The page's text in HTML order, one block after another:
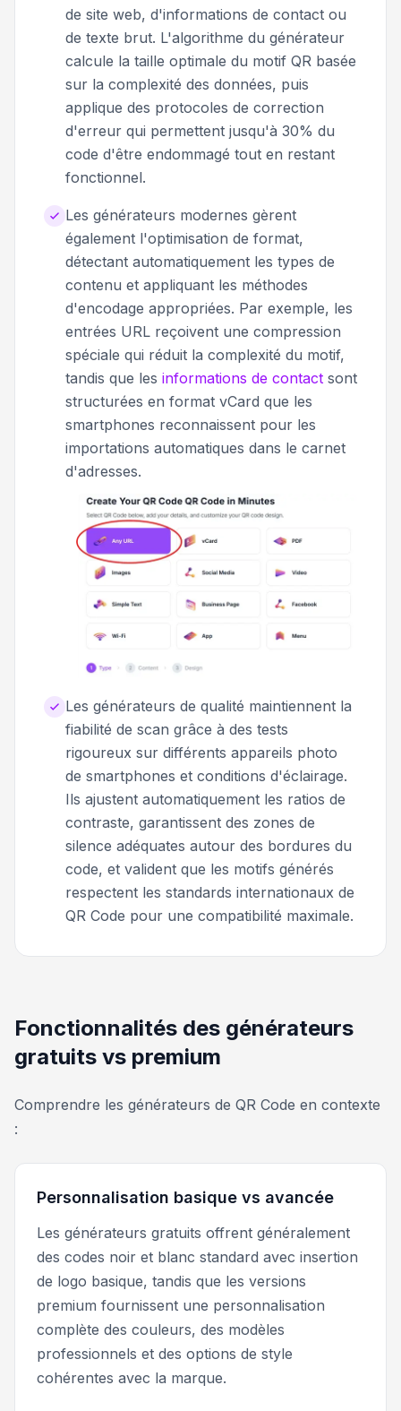
de site web, d'informations de contact ou
de texte brut. L'algorithme du générateur
calcule la taille optimale du motif QR basée
sur la complexité des données, puis
applique des protocoles de correction
d'erreur qui permettent jusqu'à 30% du
code d'être endommagé tout en restant
fonctionnel.
Les générateurs modernes gèrent
également l'optimisation de format,
détectant automatiquement les types de
contenu et appliquant les méthodes
d'encodage appropriées. Par exemple, les
entrées URL reçoivent une compression
spéciale qui réduit la complexité du motif,
tandis que les informations de contact sont
structurées en format vCard que les
smartphones reconnaissent pour les
importations automatiques dans le carnet
d'adresses.
Les générateurs de qualité maintiennent la
fiabilité de scan grâce à des tests
rigoureux sur différents appareils photo
de smartphones et conditions d'éclairage.
Ils ajustent automatiquement les ratios de
contraste, garantissent des zones de
silence adéquates autour des bordures du
code, et valident que les motifs générés
respectent les standards internationaux de
QR Code pour une compatibilité maximale.
Fonctionnalités des générateurs
gratuits vs premium
Comprendre les générateurs de QR Code en contexte
:
Personnalisation basique vs avancée
Les générateurs gratuits offrent généralement
des codes noir et blanc standard avec insertion
de logo basique, tandis que les versions
premium fournissent une personnalisation
complète des couleurs, des modèles
professionnels et des options de style
cohérentes avec la marque.